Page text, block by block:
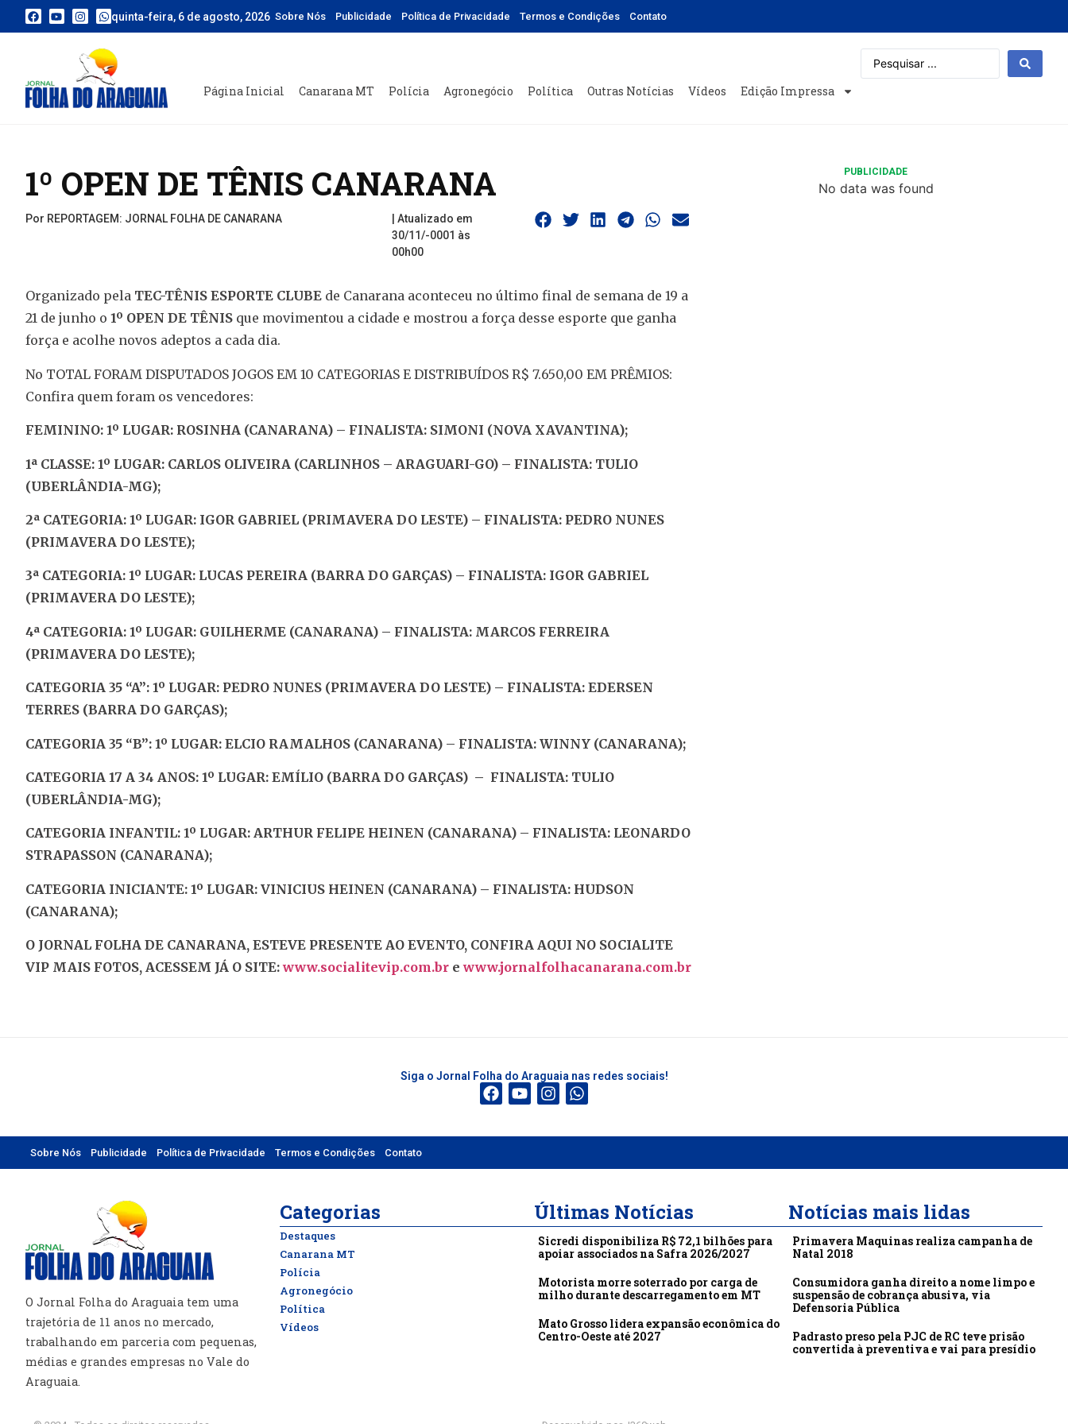
quinta-feira, 6 de agosto, 2026 Sobre Nós Publicidade Política de Privacidade Termos e Condições Contato
Página Inicial Canarana MT Polícia Agronegócio Política Outras Notícias Vídeos Edição Impressa
1º OPEN DE TÊNIS CANARANA
Por REPORTAGEM: JORNAL FOLHA DE CANARANA
| Atualizado em
30/11/-0001 às
00h00
Organizado pela TEC-TÊNIS ESPORTE CLUBE de Canarana aconteceu no último final de semana de 19 a
21 de junho o 1º OPEN DE TÊNIS que movimentou a cidade e mostrou a força desse esporte que ganha
força e acolhe novos adeptos a cada dia.
No TOTAL FORAM DISPUTADOS JOGOS EM 10 CATEGORIAS E DISTRIBUÍDOS R$ 7.650,00 EM PRÊMIOS:
Confira quem foram os vencedores:
FEMININO: 1º LUGAR: ROSINHA (CANARANA) – FINALISTA: SIMONI (NOVA XAVANTINA);
1ª CLASSE: 1º LUGAR: CARLOS OLIVEIRA (CARLINHOS – ARAGUARI-GO) – FINALISTA: TULIO
(UBERLÂNDIA-MG);
2ª CATEGORIA: 1º LUGAR: IGOR GABRIEL (PRIMAVERA DO LESTE) – FINALISTA: PEDRO NUNES
(PRIMAVERA DO LESTE);
3ª CATEGORIA: 1º LUGAR: LUCAS PEREIRA (BARRA DO GARÇAS) – FINALISTA: IGOR GABRIEL
(PRIMAVERA DO LESTE);
4ª CATEGORIA: 1º LUGAR: GUILHERME (CANARANA) – FINALISTA: MARCOS FERREIRA
(PRIMAVERA DO LESTE);
CATEGORIA 35 “A”: 1º LUGAR: PEDRO NUNES (PRIMAVERA DO LESTE) – FINALISTA: EDERSEN
TERRES (BARRA DO GARÇAS);
CATEGORIA 35 “B”: 1º LUGAR: ELCIO RAMALHOS (CANARANA) – FINALISTA: WINNY (CANARANA);
CATEGORIA 17 A 34 ANOS: 1º LUGAR: EMÍLIO (BARRA DO GARÇAS) – FINALISTA: TULIO
(UBERLÂNDIA-MG);
CATEGORIA INFANTIL: 1º LUGAR: ARTHUR FELIPE HEINEN (CANARANA) – FINALISTA: LEONARDO
STRAPASSON (CANARANA);
CATEGORIA INICIANTE: 1º LUGAR: VINICIUS HEINEN (CANARANA) – FINALISTA: HUDSON
(CANARANA);
O JORNAL FOLHA DE CANARANA, ESTEVE PRESENTE AO EVENTO, CONFIRA AQUI NO SOCIALITE
VIP MAIS FOTOS, ACESSEM JÁ O SITE:www.socialitevip.com.br ewww.jornalfolhacanarana.com.br
PUBLICIDADE
No data was found
Siga o Jornal Folha do Araguaia nas redes sociais!
Sobre Nós Publicidade Política de Privacidade Termos e Condições Contato
O Jornal Folha do Araguaia tem uma
trajetória de 11 anos no mercado,
trabalhando em parceria com pequenas,
médias e grandes empresas no Vale do
Araguaia.
Categorias
Destaques
Canarana MT
Polícia
Agronegócio
Política
Vídeos
Últimas Notícias
Sicredi disponibiliza R$ 72,1 bilhões para
apoiar associados na Safra 2026/2027
Motorista morre soterrado por carga de
milho durante descarregamento em MT
Mato Grosso lidera expansão econômica do
Centro-Oeste até 2027
Notícias mais lidas
Primavera Maquinas realiza campanha de
Natal 2018
Consumidora ganha direito a nome limpo e
suspensão de cobrança abusiva, via
Defensoria Pública
Padrasto preso pela PJC de RC teve prisão
convertida à preventiva e vai para presídio